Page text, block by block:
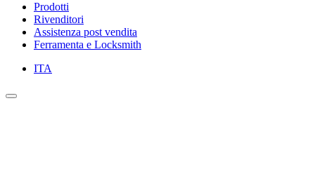
Prodotti
Rivenditori
Assistenza post vendita
Ferramenta e Locksmith
ITA